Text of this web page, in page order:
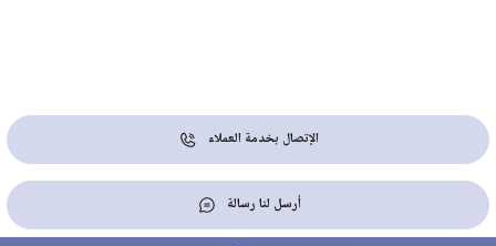
الإتصال بخدمة العملاء
أرسل لنا رسالة